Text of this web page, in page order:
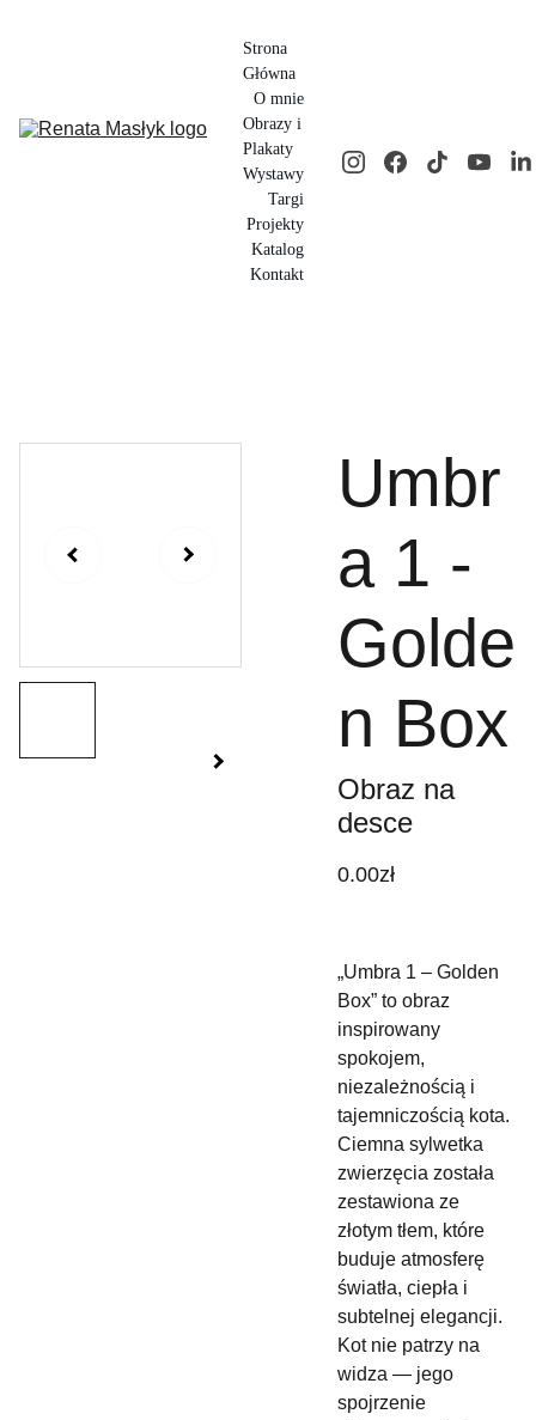
Strona
Główna
O mnie
Obrazy i
Plakaty
Wystawy
Targi
Projekty
Katalog
Kontakt
Umbr
a 1 -
Golde
n Box
Obraz na
desce
0.00zł
„Umbra 1 – Golden
Box” to obraz
inspirowany
spokojem,
niezależnością i
tajemniczością kota.
Ciemna sylwetka
zwierzęcia została
zestawiona ze
złotym tłem, które
buduje atmosferę
światła, ciepła i
subtelnej elegancji.
Kot nie patrzy na
widza — jego
spojrzenie